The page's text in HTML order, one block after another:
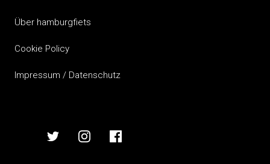
Über hamburgfiets
Cookie Policy
Impressum / Datenschutz
hamburgfietshamburgfiets
auf
hamburgfiets
auf
hamburgfiets
auf